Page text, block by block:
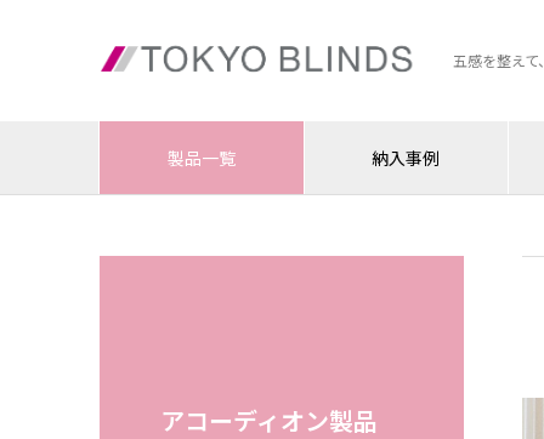
五感を整え
製品一覧 納入事例
アコーディオン製品